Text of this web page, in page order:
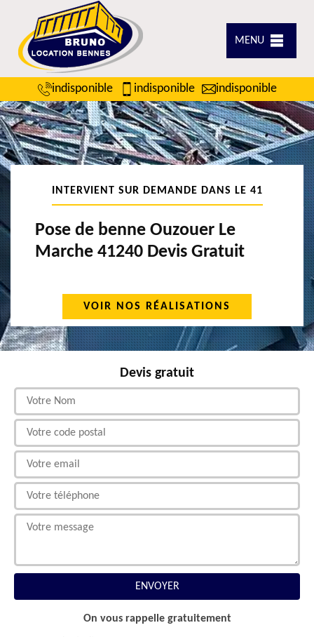
MENU
indisponible indisponible indisponible
INTERVIENT SUR DEMANDE DANS LE 41
Pose de benne Ouzouer Le
Marche 41240 Devis Gratuit
VOIR NOS RÉALISATIONS
Devis gratuit
On vous rappelle gratuitement